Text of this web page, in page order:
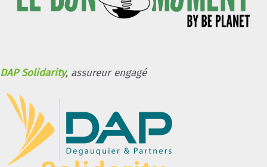
DAP Solidarity, assureur engagé